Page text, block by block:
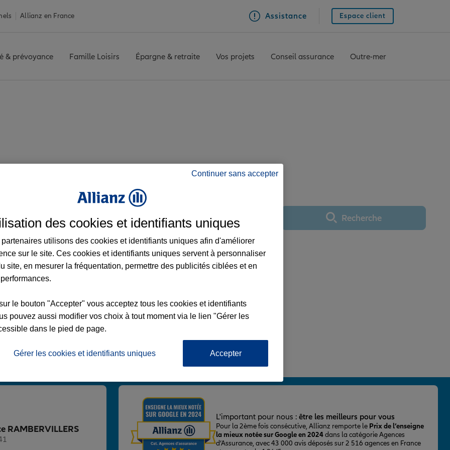
Allianz en France Assistance Espace client
& prévoyance Famille Loisirs Épargne & retraite Vos projets Conseil assurance Outre-mer
Utiliser ma positionRecherche
RAMBERVILLERS
L'important pour nous : être les meilleurs pour vous
Pour la 2ème fois consécutive, Allianz remporte le Prix de l’enseigne
la mieux notée sur Google en 2024dans la catégorie Agences
d’Assurance, avec 43 000 avis déposés sur 2 516 agences en France
Continuer sans accepter
des cookies et identifiants uniques
partenaires utilisons des cookies et identifiants uniques afin d'améliorer
sur le site. Ces cookies et identifiants uniques servent à personnaliser
site, en mesurer la fréquentation, permettre des publicités ciblées et en
le bouton "Accepter" vous acceptez tous les cookies et identifiants
pouvez aussi modifier vos choix à tout moment via le lien "Gérer les
dans le pied de page.
Gérer les cookies et identifiants uniques Accepter